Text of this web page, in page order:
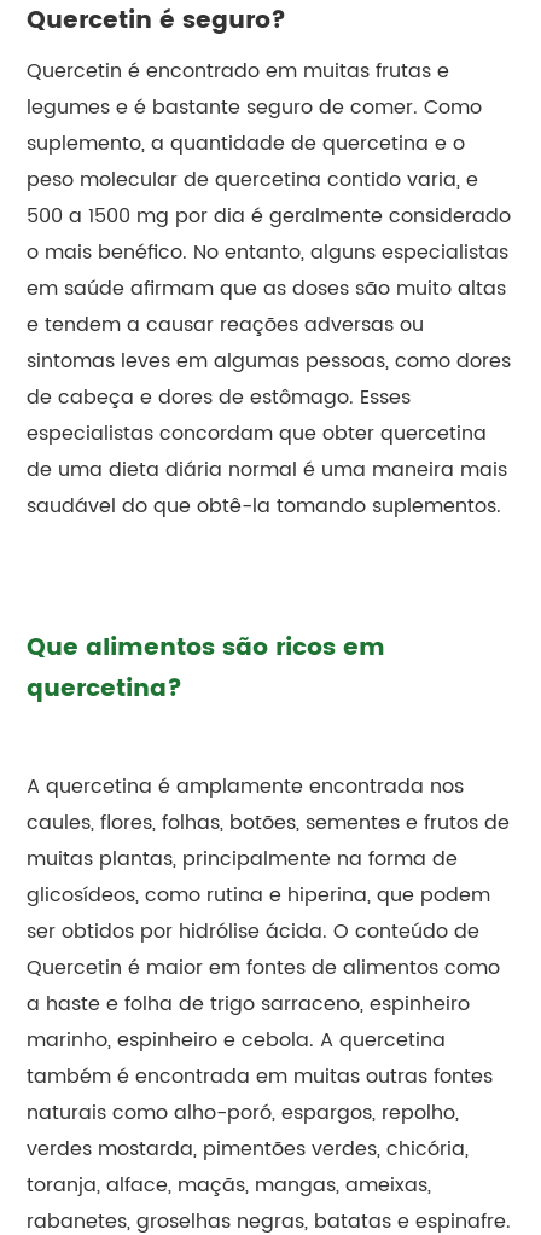
Quercetin é seguro?
Quercetin é encontrado em muitas frutas e
legumes e é bastante seguro de comer. Como
suplemento, a quantidade de quercetina e o
peso molecular de quercetina contido varia, e
500 a 1500 mg por dia é geralmente considerado
o mais benéfico. No entanto, alguns especialistas
em saúde afirmam que as doses são muito altas
e tendem a causar reações adversas ou
sintomas leves em algumas pessoas, como dores
de cabeça e dores de estômago. Esses
especialistas concordam que obter quercetina
de uma dieta diária normal é uma maneira mais
saudável do que obtê-la tomando suplementos.
Que alimentos são ricos em
quercetina?
A quercetina é amplamente encontrada nos
caules, flores, folhas, botões, sementes e frutos de
muitas plantas, principalmente na forma de
glicosídeos, como rutina e hiperina, que podem
ser obtidos por hidrólise ácida. O conteúdo de
Quercetin é maior em fontes de alimentos como
a haste e folha de trigo sarraceno, espinheiro
marinho, espinheiro e cebola. A quercetina
também é encontrada em muitas outras fontes
naturais como alho-poró, espargos, repolho,
verdes mostarda, pimentões verdes, chicória,
toranja, alface, maçãs, mangas, ameixas,
rabanetes, groselhas negras, batatas e espinafre.